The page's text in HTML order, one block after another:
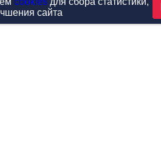
сайта